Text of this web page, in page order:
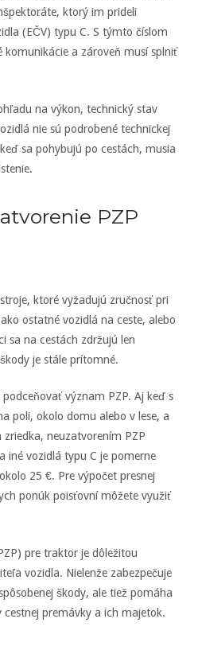
ktorý im prideli
(EČV) typu C. S týmto číslom
a zároveň musí splniť
na výkon, technický stav
nie sú podrobené technickej
sa pohybujú po cestách, musia
PZP
ktoré vyžadujú zručnosť pri
ostatné vozidlá na ceste, alebo
sa na cestách zdržujú len
je stále prítomné.
význam PZP. Aj keď s
poli, okolo domu alebo v lese, a
neuzatvorením PZP
iné vozidlá typu C je pomerne
25 €. Pre výpočet presnej
ponúk poisťovní môžete využiť
pre traktor je dôležitou
vozidla. Nielenže zabezpečuje
škody, ale tiež pomáha
premávky a ich majetok.